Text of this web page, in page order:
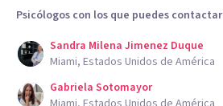
Psicólogos con los que puedes contactar
Sandra Milena Jimenez Duque
Miami, Estados Unidos de América
Gabriela Sotomayor